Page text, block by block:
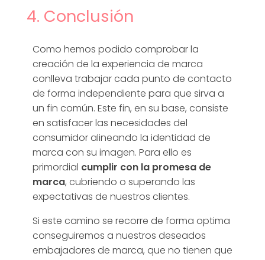
4. Conclusión
Como hemos podido comprobar la
creación de la experiencia de marca
conlleva trabajar cada punto de contacto
de forma independiente para que sirva a
un fin común. Este fin, en su base, consiste
en satisfacer las necesidades del
consumidor alineando la identidad de
marca con su imagen. Para ello es
primordial cumplir con la promesa de
marca, cubriendo o superando las
expectativas de nuestros clientes.
Si este camino se recorre de forma optima
conseguiremos a nuestros deseados
embajadores de marca, que no tienen que